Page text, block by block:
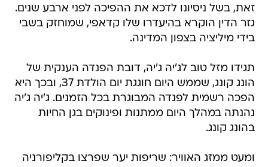
זאת, בשל ניסיונו לדכא את ההפיכה לפני ארבע שנים.
גזר הדין הוקרא בהיעדרו שלו קדאפי, שמוחזק בשבי
בידי מיליציה בצפון המדינה.
תגידו מזל טוב לג'יה ג'יה, דובת הפנדה הענקית של
הונג קונג, שממש היום חוגגת יום הולדת 37, ובכך היא
הפכה רשמית לפנדה המבוגרת בכל הזמנים. ג'יה ג'יה
נהנתה במהלך היום ממתנות ופינוקים בגן החיות
בהונג קונג.
ומעט ממזג האוויר: שריפות יער שפרצו בקליפורניה